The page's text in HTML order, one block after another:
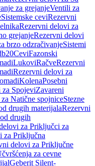
za grejanjeVentili za
Sistemske ceviRezervni
Rezervni delovi za
grejanjeRezervni delovi
brzo odzračivanjeSistemi
CeviFazonski
LukoviRačveRezervni
Rezervni delovi za
KolenaPosebni
SpojeviZavareni
Natične spojniceStezne
drugih materijalaRezervni
drugih
za Priključci za
za Priključna
delovi za Priključne
za cevne
Geberit Silent-